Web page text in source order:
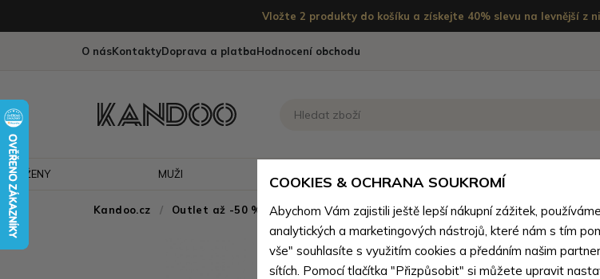
Vložte 2 produkty do košíku a získejte 40% slevu na levnější z
O násKontaktyDoprava a platbaHodnocení obchodu
ŽENY MUŽI
Kandoo.cz Outlet až -50 % - doprodej nekoženého zboží
COOKIES & OCHRANA SOUKROMÍ
Abychom Vám zajistili ještě lepší nákupní zážitek,
analytických a marketingových nástrojů, které nám s tím
vše" souhlasíte s využitím cookies a předáním našim
sítích. Pomocí tlačítka "Přizpůsobit" si můžete upravit